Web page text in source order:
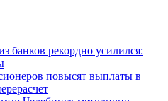
банков рекордно усилился:
повысят выплаты в